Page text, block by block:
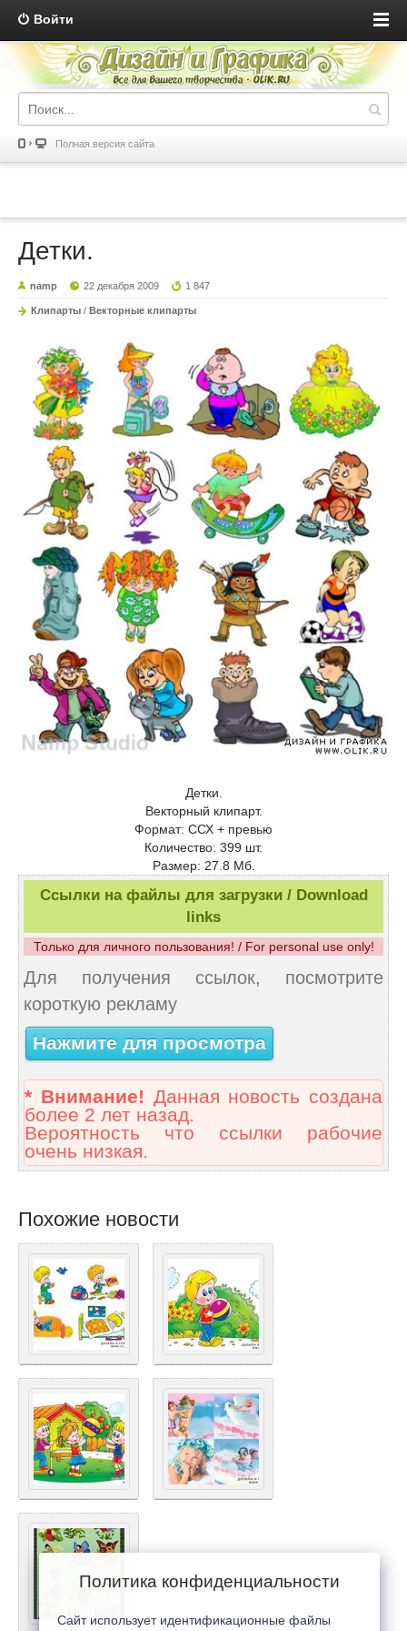
Войти
Полная версия сайта
Детки.
namp 22 декабря 2009 1 847
Клипарты / Векторные клипарты
Детки.
Векторный клипарт.
Формат: ССХ + превью
Количество: 399 шт.
Размер: 27.8 Мб.
Ссылки на файлы для загрузки / Download
links
Только для личного пользования! / For personal use only!
Для получения ссылок, посмотрите
короткую рекламу
Нажмите для просмотра
* Внимание! Данная новость создана
более 2 лет назад.
Вероятность что ссылки рабочие
очень низкая.
Похожие новости
Политика конфиденциальности
Сайт использует идентификационные файлы